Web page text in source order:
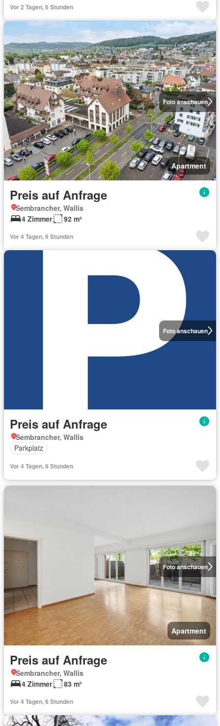
Vor 2 Tagen, 6 Stunden
Foto anschauen
Apartment
Preis auf Anfrage
Sembrancher, Wallis
4 Zimmer
92 m²
Vor 4 Tagen, 6 Stunden
Foto anschauen
Preis auf Anfrage
Sembrancher, Wallis
Parkplatz
Vor 4 Tagen, 6 Stunden
Foto anschauen
Apartment
Preis auf Anfrage
Sembrancher, Wallis
4 Zimmer
83 m²
Vor 4 Tagen, 6 Stunden